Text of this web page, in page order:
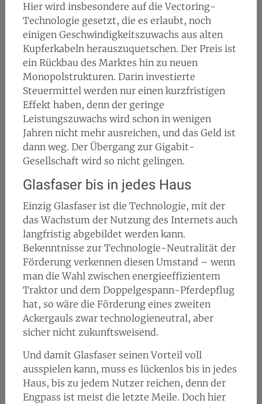
Hier wird insbesondere auf die Vectoring-
Technologie gesetzt, die es erlaubt, noch
einigen Geschwindigkeitszuwachs aus alten
Kupferkabeln herauszuquetschen. Der Preis ist
ein Rückbau des Marktes hin zu neuen
Monopolstrukturen. Darin investierte
Steuermittel werden nur einen kurzfristigen
Effekt haben, denn der geringe
Leistungszuwachs wird schon in wenigen
Jahren nicht mehr ausreichen, und das Geld ist
dann weg. Der Übergang zur Gigabit-
Gesellschaft wird so nicht gelingen.
Glasfaser bis in jedes Haus
Einzig Glasfaser ist die Technologie, mit der
das Wachstum der Nutzung des Internets auch
langfristig abgebildet werden kann.
Bekenntnisse zur Technologie-Neutralität der
Förderung verkennen diesen Umstand – wenn
man die Wahl zwischen energieeffizientem
Traktor und dem Doppelgespann-Pferdepflug
hat, so wäre die Förderung eines zweiten
Ackergauls zwar technologieneutral, aber
sicher nicht zukunftsweisend.
Und damit Glasfaser seinen Vorteil voll
ausspielen kann, muss es lückenlos bis in jedes
Haus, bis zu jedem Nutzer reichen, denn der
Engpass ist meist die letzte Meile. Doch hier